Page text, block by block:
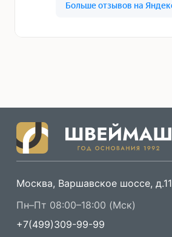
Москва, Варшавское шоссе, д.11
Пн–Пт 08:00–18:00 (Мск)
+7(499)309-99-99